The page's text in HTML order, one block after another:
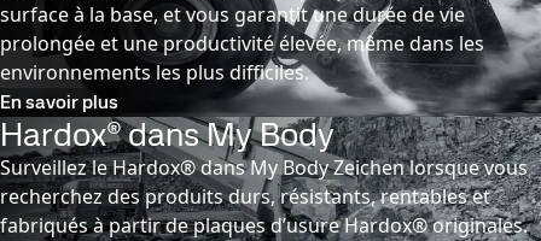
surface à la base, et vous garantit une durée de vie
prolongée et une productivité élevée, même dans les
environnements les plus difficiles.
En savoir plus
Hardox® dans My Body
Surveillez le Hardox® dans My Body Zeichen lorsque vous
recherchez des produits durs, résistants, rentables et
fabriqués à partir de plaques d’usure Hardox® originales.